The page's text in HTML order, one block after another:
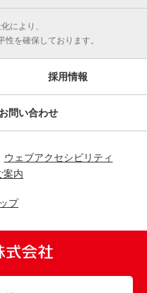
により、
を確保しております。
採用情報
問い合わせ
ウェブアクセシビリティ
案内
プ